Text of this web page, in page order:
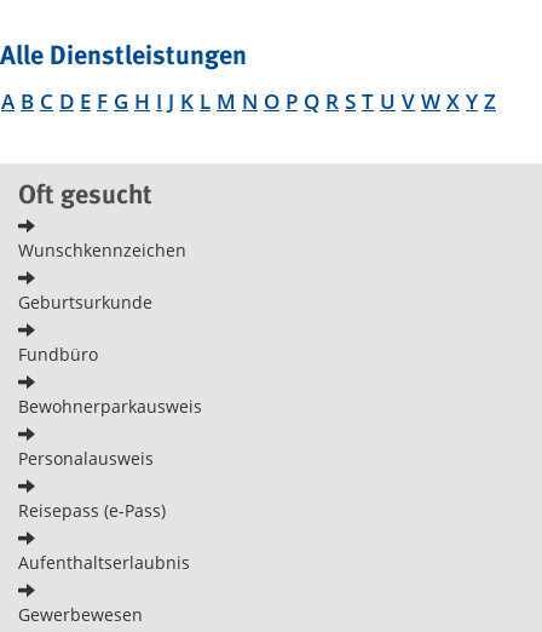
Alle Dienstleistungen
A B C D E F G H I J K L M N O P Q R S T U V W X Y Z
Oft gesucht
Wunschkennzeichen
Geburtsurkunde
Fundbüro
Bewohnerparkausweis
Personalausweis
Reisepass (e-Pass)
Aufenthaltserlaubnis
Gewerbewesen